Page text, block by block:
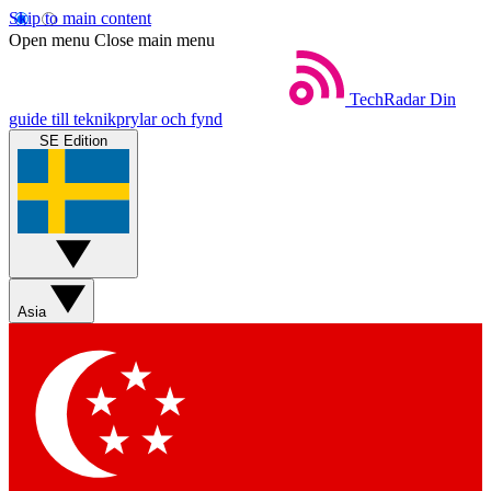
Skip to main content
Open menu Close main menu
TechRadar Din
guide till teknikprylar och fynd
SE Edition
Asia